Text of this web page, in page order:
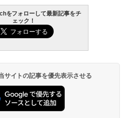
をフォローして最新記事をチ
ェック！
サイトの記事を優先表示させる